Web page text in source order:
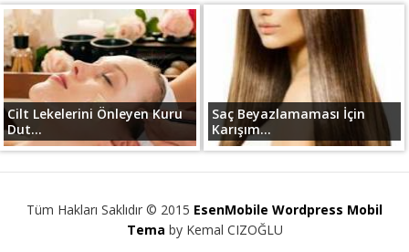
Cilt Lekelerini Önleyen Kuru
Dut...
Saç Beyazlamaması İçin
Karışım...
Tüm Hakları Saklıdır © 2015 EsenMobile Wordpress Mobil
Tema by Kemal CIZOĞLU